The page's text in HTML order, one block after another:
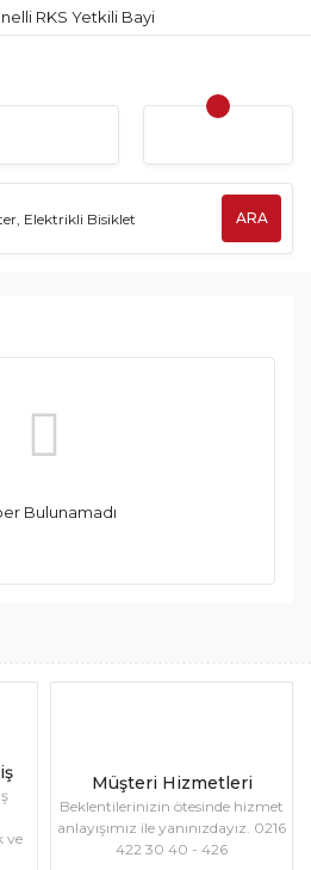
RKS Yetkili Bayi
ARA
Bulunamadı
ve
Müşteri Hizmetleri
Beklentilerinizin ötesinde hizmet
anlayışımız ile yanınızdayız. 0216
422 30 40 - 426